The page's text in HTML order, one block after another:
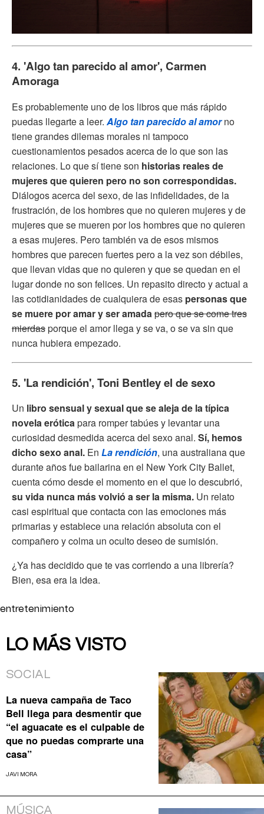
4. 'Algo tan parecido al amor', Carmen
Amoraga
Es probablemente uno de los libros que más rápido
puedas llegarte a leer. Algo tan parecido al amorno
tiene grandes dilemas morales ni tampoco
cuestionamientos pesados acerca de lo que son las
relaciones. Lo que sí tiene son historias reales de
mujeres que quieren pero no son correspondidas.
Diálogos acerca del sexo, de las infidelidades, de la
frustración, de los hombres que no quieren mujeres y de
mujeres que se mueren por los hombres que no quieren
a esas mujeres. Pero también va de esos mismos
hombres que parecen fuertes pero a la vez son débiles,
que llevan vidas que no quieren y que se quedan en el
lugar donde no son felices. Un repasito directo y actual a
las cotidianidades de cualquiera de esas personas que
se muere por amar y ser amadapero que se come tres
mierdasporque el amor llega y se va, o se va sin que
nunca hubiera empezado.
5. 'La rendición', Toni Bentley el de sexo
Un libro sensual y sexual que se aleja de la típica
novela eróticapara romper tabúes y levantar una
curiosidad desmedida acerca del sexo anal. Sí, hemos
dicho sexo anal. En La rendición, una australiana que
durante años fue bailarina en el New York City Ballet,
cuenta cómo desde el momento en el que lo descubrió,
su vida nunca más volvió a ser la misma. Un relato
casi espiritual que contacta con las emociones más
primarias y establece una relación absoluta con el
compañero y colma un oculto deseo de sumisión.
¿Ya has decidido que te vas corriendo a una librería?
Bien, esa era la idea.
entretenimiento
LO MÁS VISTO
SOCIAL
La nueva campaña de Taco
Bell llega para desmentir que
“el aguacate es el culpable de
que no puedas comprarte una
casa”
JAVI MORA
MÚSICA